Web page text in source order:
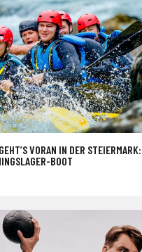
VORAN IN DER
BOOT